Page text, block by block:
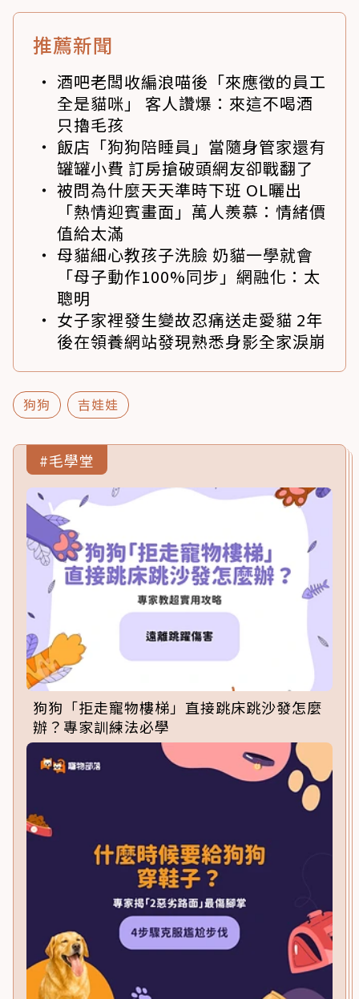
推薦新聞
酒吧老闆收編浪喵後「來應徵的員工
全是貓咪」 客人讚爆：來這不喝酒
只擼毛孩
飯店「狗狗陪睡員」當隨身管家還有
罐罐小費 訂房搶破頭網友卻戰翻了
被問為什麼天天準時下班 OL曬出
「熱情迎賓畫面」萬人羨慕：情緒價
值給太滿
母貓細心教孩子洗臉 奶貓一學就會
「母子動作100%同步」網融化：太
聰明
女子家裡發生變故忍痛送走愛貓 2年
後在領養網站發現熟悉身影全家淚崩
狗狗 吉娃娃
#毛學堂
狗狗「拒走寵物樓梯」直接跳床跳沙發怎麼
辦？專家訓練法必學